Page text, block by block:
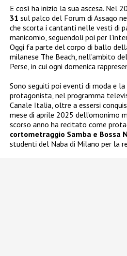
E così ha inizio la sua ascesa. Nel
31 sul palco del Forum di Assago
che scorta i cantanti nelle vesti di
manicomio, seguendoli poi per
Oggi fa parte del corpo di ballo
milanese The Beach, nell’ambito
Perse, in cui ogni domenica
Sono seguiti poi eventi di moda e
protagonista, nel programma
Canale Italia, oltre a essersi
mese di aprile 2025 dell’omonimo
scorso anno ha recitato come
cortometraggio Samba e Bossa
studenti del Naba di Milano per la